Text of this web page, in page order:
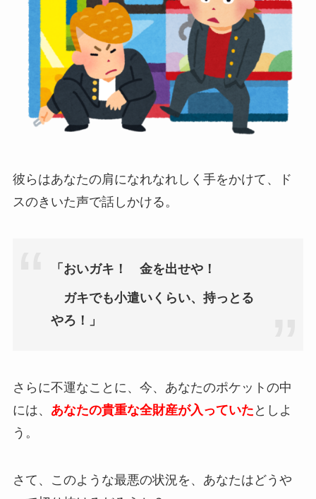
彼らはあなたの肩になれなれしく手をかけて、ド
スのきいた声で話しかける。
「おいガキ！ 金を出せや！
ガキでも小遣いくらい、持っとる
やろ！」
さらに不運なことに、今、あなたのポケットの中
には、 あなたの貴重な全財産が入っていた としよ
う。
さて、このような最悪の状況を、あなたはどうや